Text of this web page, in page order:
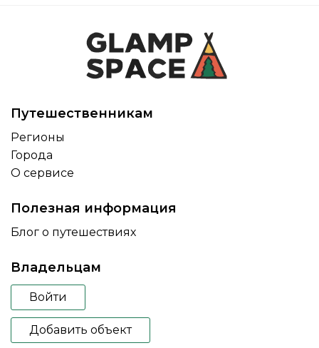
Путешественникам
Регионы
Города
О сервисе
Полезная информация
Блог о путешествиях
Владельцам
Войти
Добавить объект